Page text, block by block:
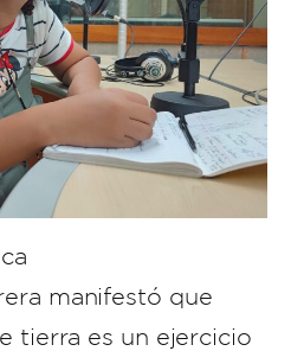
manifestó que
tierra es un ejercicio